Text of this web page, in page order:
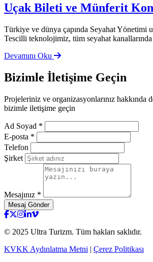
Uçak Bileti ve Münferit
Türkiye ve dünya çapında Seyahat Yönetimi
Tescilli teknolojimiz, tüm seyahat
Devamını Oku
Bizimle İletişime Geçin
Projeleriniz ve organizasyonlarınız hakkında
bizimle iletişime geçin
Ad Soyad *
E-posta *
Telefon
Şirket
Mesajınız *
Mesaj Gönder
© 2025 Ultra Turizm. Tüm hakları saklıdır.
KVKK Aydınlatma Metni | Çerez Politikası